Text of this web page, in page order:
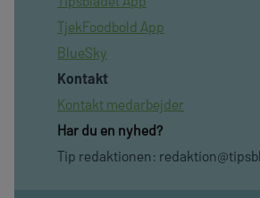
TjekFoodbold App
BlueSky
Kontakt
Kontakt medarbejder
Har du en nyhed?
Tip redaktionen: